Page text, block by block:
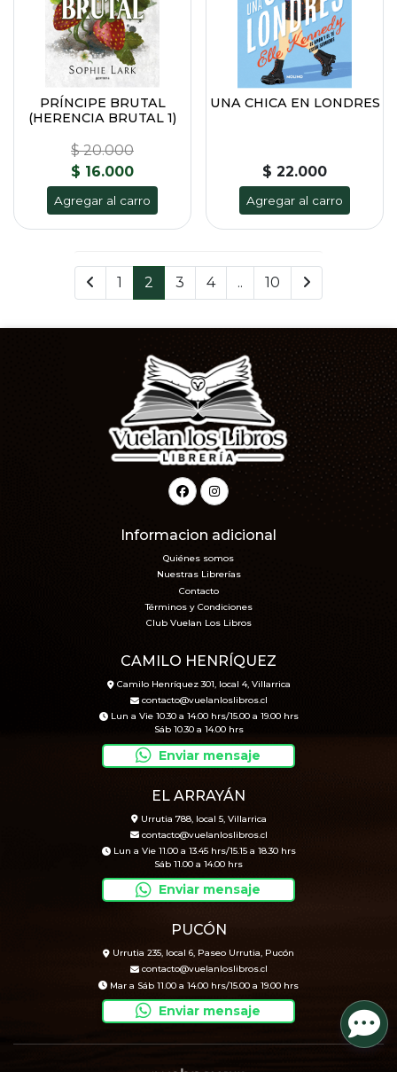
PRÍNCIPE BRUTAL
(HERENCIA BRUTAL 1)
$ 20.000
$ 16.000
Agregar al carro
UNA CHICA EN LONDRES
$ 22.000
Agregar al carro
1 2 3 4 .. 10
Informacion adicional
Quiénes somos
Nuestras Librerías
Contacto
Términos y Condiciones
Club Vuelan Los Libros
CAMILO HENRÍQUEZ
Camilo Henríquez 301, local 4, Villarrica
contacto@vuelanloslibros.cl
Lun a Vie 10.30 a 14.00 hrs/15.00 a 19.00 hrs
Sáb 10.30 a 14.00 hrs
Enviar mensaje
EL ARRAYÁN
Urrutia 788, local 5, Villarrica
contacto@vuelanloslibros.cl
Lun a Vie 11.00 a 13.45 hrs/15.15 a 18.30 hrs
Sáb 11.00 a 14.00 hrs
Enviar mensaje
PUCÓN
Urrutia 235, local 6, Paseo Urrutia, Pucón
contacto@vuelanloslibros.cl
Mar a Sáb 11.00 a 14.00 hrs/15.00 a 19.00 hrs
Enviar mensaje